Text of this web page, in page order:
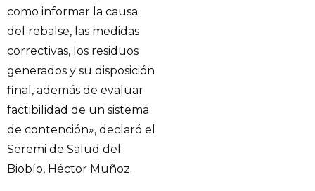
como informar la causa
del rebalse, las medidas
correctivas, los residuos
generados y su disposición
final, además de evaluar
factibilidad de un sistema
de contención», declaró el
Seremi de Salud del
Biobío, Héctor Muñoz.